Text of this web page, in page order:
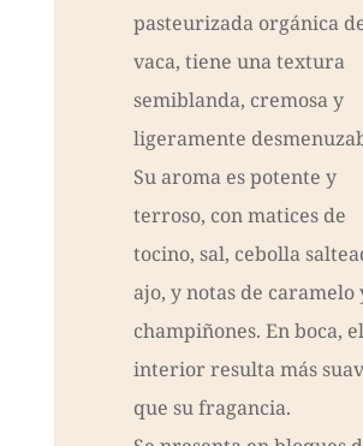
pasteurizada orgánica
vaca, tiene una textura
semiblanda, cremosa y
ligeramente
Su aroma es potente y
terroso, con matices de
tocino, sal, cebolla
ajo, y notas de caramelo
champiñones. En boca, el
interior resulta más
que su fragancia.